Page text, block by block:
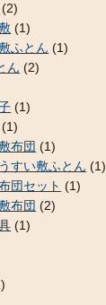
(2)
(1)
ふとん (1)
ん (2)
(1)
(1)
布団 (1)
すい敷ふとん (1)
団セット (1)
布団 (2)
(1)